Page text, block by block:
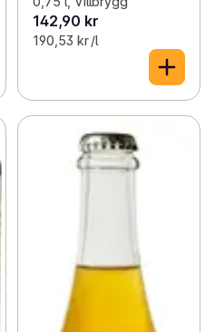
142,90 kr
190,53 kr /l